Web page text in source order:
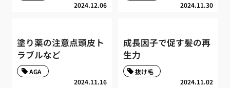
2024.12.06 2024.11.30
塗り薬の注意点頭皮ト
ラブルなど
2024.11.16
AGA
成長因子で促す髪の再
生力
2024.11.02
抜け毛